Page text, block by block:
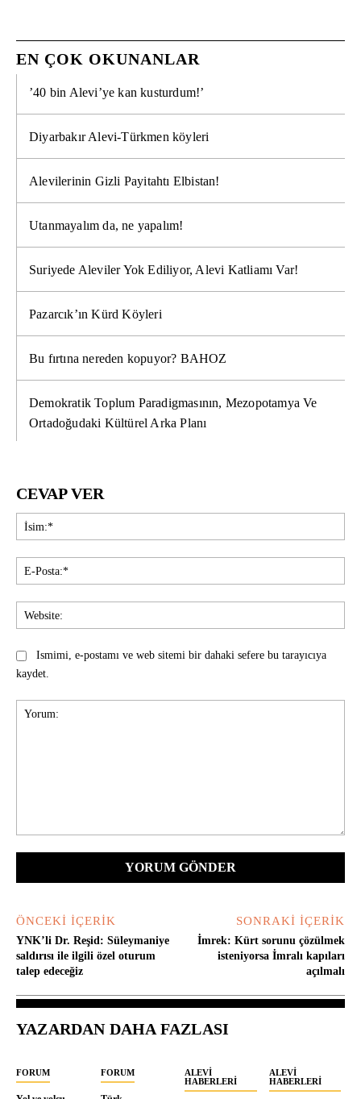
EN ÇOK OKUNANLAR
’40 bin Alevi’ye kan kusturdum!’
Diyarbakır Alevi-Türkmen köyleri
Alevilerinin Gizli Payitahtı Elbistan!
Utanmayalım da, ne yapalım!
Suriyede Aleviler Yok Ediliyor, Alevi Katliamı Var!
Pazarcık’ın Kürd Köyleri
Bu fırtına nereden kopuyor? BAHOZ
Demokratik Toplum Paradigmasının, Mezopotamya Ve
Ortadoğudaki Kültürel Arka Planı
CEVAP VER
Ismimi, e-postamı ve web sitemi bir dahaki sefere bu tarayıcıya
kaydet.
ÖNCEKI İÇERIK
YNK’li Dr. Reşid: Süleymaniye
saldırısı ile ilgili özel oturum
talep edeceğiz
SONRAKI İÇERIK
İmrek: Kürt sorunu çözülmek
isteniyorsa İmralı kapıları
açılmalı
YAZARDAN DAHA FAZLASI
FORUM FORUM
ALEVI
HABERLERI
ALEVI
HABERLERI